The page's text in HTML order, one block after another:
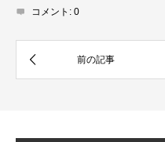
コメント: 0